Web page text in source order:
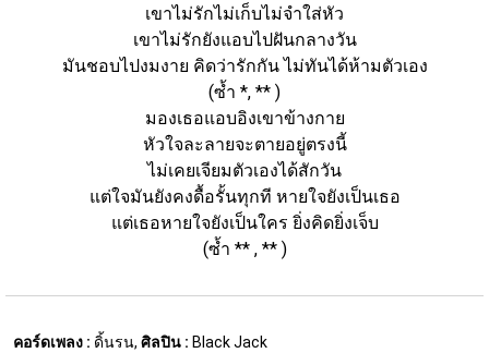
เขาไม่รักไม่เก็บไม่จำใส่หัว
เขาไม่รักยังแอบไปฝันกลางวัน
มันชอบไปงมงาย คิดว่ารักกัน ไม่ทันได้ห้ามตัวเอง
(ซ้ำ *, ** )
มองเธอแอบอิงเขาข้างกาย
หัวใจละลายจะตายอยู่ตรงนี้
ไม่เคยเจียมตัวเองได้สักวัน
แต่ใจมันยังคงดื้อรั้นทุกที หายใจยังเป็นเธอ
แต่เธอหายใจยังเป็นใคร ยิ่งคิดยิ่งเจ็บ
(ซ้ำ ** , ** )
คอร์ดเพลง : ดิ้นรน, ศิลปิน : Black Jack